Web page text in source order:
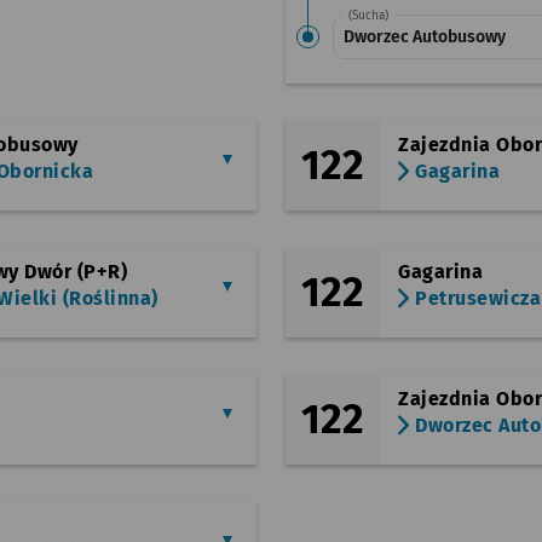
(Sucha)
Dworzec Autobusowy
122
Zajezdnia
Gagarina
Dwór (P+R)
(Roślinna)
122
Gagarina
Petrusewicza
122
Zajezdnia
Dworzec